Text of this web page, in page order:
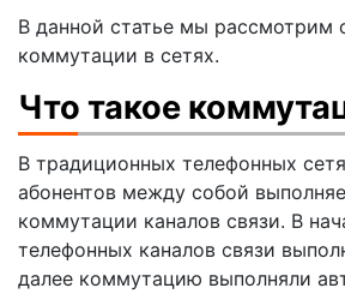
В данной статье мы рассмотрим
коммутации в сетях.
Что такое
В традиционных телефонных
абонентов между собой
коммутации каналов связи. В
телефонных каналов связи
далее коммутацию выполняли